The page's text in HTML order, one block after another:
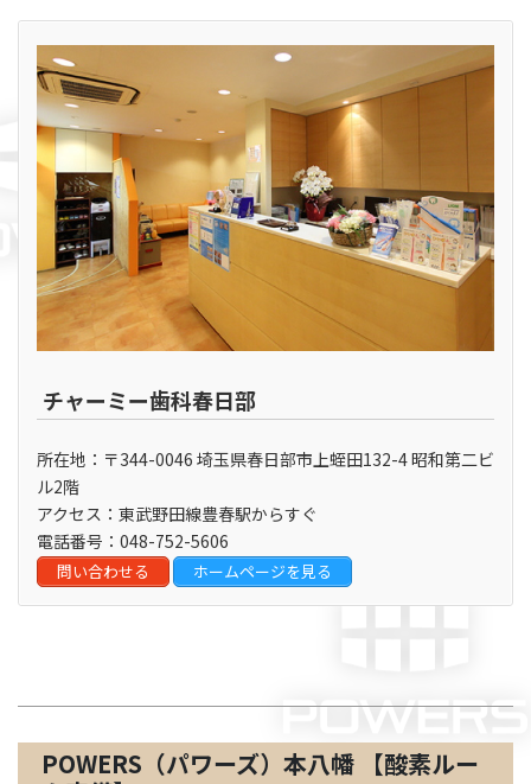
チャーミー歯科春日部
所在地：〒344-0046 埼玉県春日部市上蛭田132-4 昭和第二ビ
ル2階
アクセス：東武野田線豊春駅からすぐ
電話番号：048-752-5606
問い合わせる ホームページを見る
POWERS（パワーズ）本八幡 【酸素ルー